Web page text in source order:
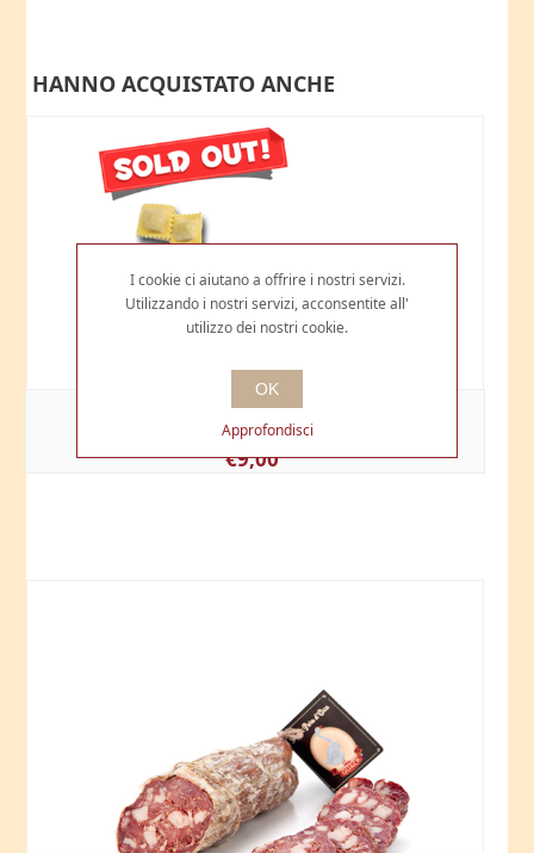
HANNO ACQUISTATO ANCHE
RAVIOLI D'OCA
€9,00
I cookie ci aiutano a offrire i nostri servizi.
Utilizzando i nostri servizi, acconsentite all'
utilizzo dei nostri cookie.
OK
Approfondisci